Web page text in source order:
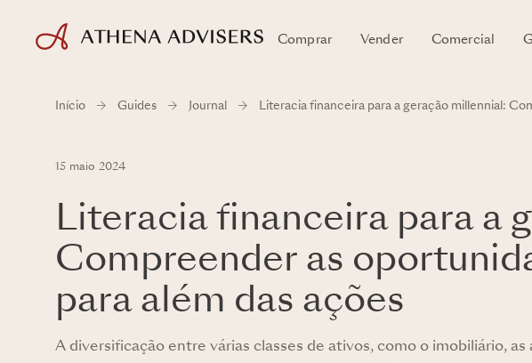
Comprar Vender Comercial
Início Guides Journal Literacia financeira para a geração millennial:
15 maio 2024
Literacia financeira para a
Compreender as
para além das ações
A diversificação entre várias classes de ativos, como o imobiliário,